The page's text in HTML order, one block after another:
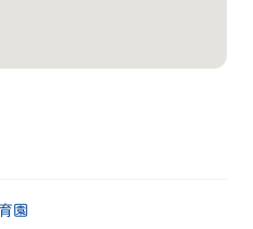
園